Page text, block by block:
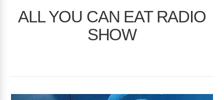
ALL YOU CAN EAT RADIO
SHOW